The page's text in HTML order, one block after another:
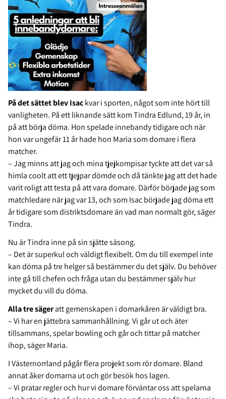
På det sättet blev Isackvar i sporten, något som inte hört till
vanligheten. På ett liknande sätt kom Tindra Edlund, 19 år, in
på att börja döma. Hon spelade innebandy tidigare och när
hon var ungefär 11 år hade hon Maria som domare i flera
matcher.
– Jag minns att jag och mina tjejkompisar tyckte att det var så
himla coolt att ett tjejpar dömde och då tänkte jag att det hade
varit roligt att testa på att vara domare. Därför började jag som
matchledare när jag var 13, och som Isac började jag döma ett
år tidigare som distriktsdomare än vad man normalt gör, säger
Tindra.
Nu är Tindra inne på sin sjätte säsong.
– Det är superkul och väldigt flexibelt. Om du till exempel inte
kan döma på tre helger så bestämmer du det själv. Du behöver
inte gå till chefen och fråga utan du bestämmer själv hur
mycket du vill du döma.
Alla tre sägeratt gemenskapen i domarkåren är väldigt bra.
– Vi har en jättebra sammanhållning. Vi går ut och äter
tillsammans, spelar bowling och går och tittar på matcher
ihop, säger Maria.
I Västernorrland pågår flera projekt som rör domare. Bland
annat åker domarna ut och gör besök hos lagen.
– Vi pratar regler och hur vi domare förväntar oss att spelarna